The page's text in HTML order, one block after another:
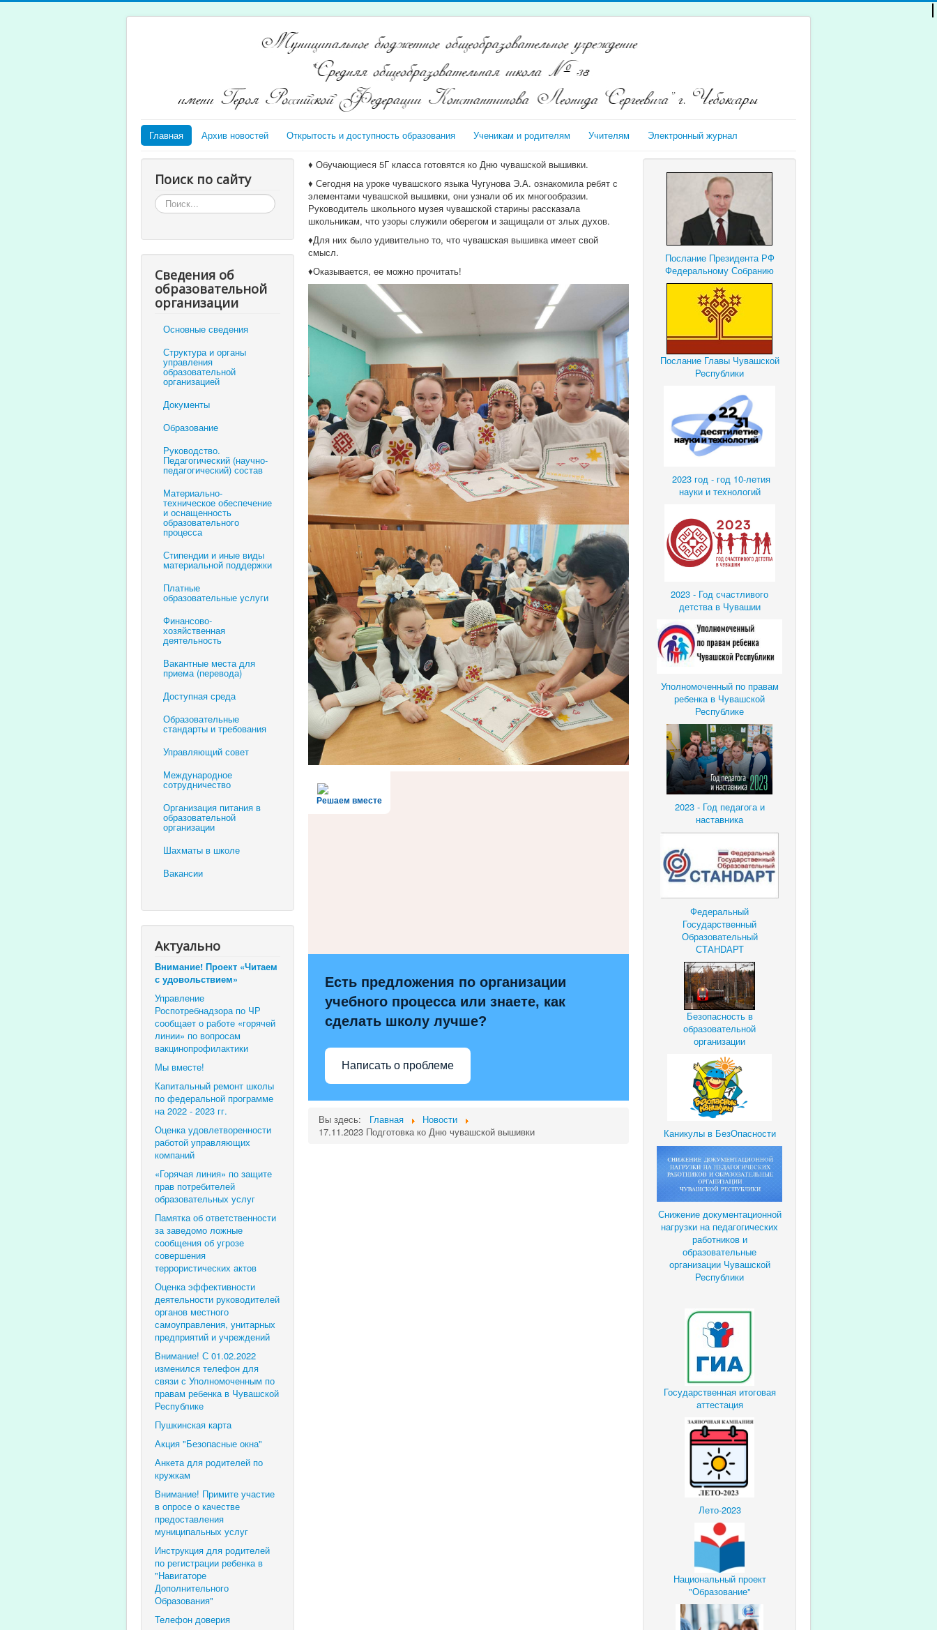
Главная Архив новостей Открытость и доступность образования Ученикам и родителям Учителям Электронный журнал
Поиск по сайту
Искать...
Сведения об
образовательной
организации
Основные сведения
Структура и органы
управления
образовательной
организацией
Документы
Образование
Руководство.
Педагогический (научно-
педагогический) состав
Материально-
техническое обеспечение
и оснащенность
образовательного
процесса
Стипендии и иные виды
материальной поддержки
Платные
образовательные услуги
Финансово-
хозяйственная
деятельность
Вакантные места для
приема (перевода)
Доступная среда
Образовательные
стандарты и требования
Управляющий совет
Международное
сотрудничество
Организация питания в
образовательной
организации
Шахматы в школе
Вакансии
Актуально
Внимание! Проект «Читаем
с удовольствием»
Управление
Роспотребнадзора по ЧР
сообщает о работе «горячей
линии» по вопросам
вакцинопрофилактики
Мы вместе!
Капитальный ремонт школы
по федеральной программе
на 2022 - 2023 гг.
Оценка удовлетворенности
работой управляющих
компаний
«Горячая линия» по защите
прав потребителей
образовательных услуг
Памятка об ответственности
за заведомо ложные
сообщения об угрозе
совершения
террористических актов
Оценка эффективности
деятельности руководителей
органов местного
самоуправления, унитарных
предприятий и учреждений
Внимание! С 01.02.2022
изменился телефон для
связи с Уполномоченным по
правам ребенка в Чувашской
Республике
Пушкинская карта
Акция "Безопасные окна"
Анкета для родителей по
кружкам
Внимание! Примите участие
в опросе о качестве
предоставления
муниципальных услуг
Инструкция для родителей
по регистрации ребенка в
"Навигаторе
Дополнительного
Образования"
Телефон доверия
♦️ Обучающиеся 5Г класса готовятся ко Дню чувашской вышивки.
♦️ Сегодня на уроке чувашского языка Чугунова Э.А. ознакомила ребят с
элементами чувашской вышивки, они узнали об их многообразии.
Руководитель школьного музея чувашской старины рассказала
школьникам, что узоры служили оберегом и защищали от злых духов.
♦️Для них было удивительно то, что чувашская вышивка имеет свой
смысл.
♦️Оказывается, ее можно прочитать!
Решаем вместе
Есть предложения по организации
учебного процесса или знаете, как
сделать школу лучше?
Написать о проблеме
Вы здесь: Главная
Новости
17.11.2023 Подготовка ко Дню чувашской вышивки
Послание Президента РФ
Федеральному Собранию
Послание Главы Чувашской
Республики
2023 год - год 10-летия
науки и технологий
2023 - Год счастливого
детства в Чувашии
Уполномоченный по правам
ребенка в Чувашской
Республике
2023 - Год педагога и
наставника
Федеральный
Государственный
Образовательный
СТАНDАРТ
Безопасность в
образовательной
организации
Каникулы в БезОпасности
Снижение документационной
нагрузки на педагогических
работников и
образовательные
организации Чувашской
Республики
Государственная итоговая
аттестация
Лето-2023
Национальный проект
"Образование"